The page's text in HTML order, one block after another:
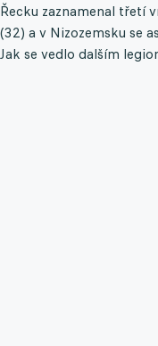
Řecku zaznamenal třetí
(32) a v Nizozemsku se
Jak se vedlo dalším